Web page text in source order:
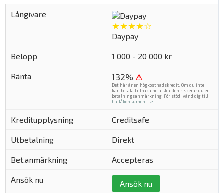
★★★★☆
Daypay
1 000 - 20 000 kr
132% ⚠
Det här är en högkostnadskredit. Om du inte
kan betala tillbaka hela skulden riskerar du en
betalningsanmärkning. För stöd, vänd dig till
hallåkonsument.se
Creditsafe
Direkt
Accepteras
Ansök nu